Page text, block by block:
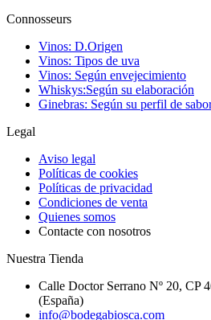
Connosseurs
Vinos: D.Origen
Vinos: Tipos de uva
Vinos: Según envejecimiento
Whiskys:Según su elaboración
Ginebras: Según su perfil de
Legal
Aviso legal
Políticas de cookies
Políticas de privacidad
Condiciones de venta
Quienes somos
Contacte con nosotros
Nuestra Tienda
Calle Doctor Serrano Nº 20, CP
(España)
info@bodegabiosca.com